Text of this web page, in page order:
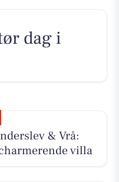
dag i
& Vrå:
villa